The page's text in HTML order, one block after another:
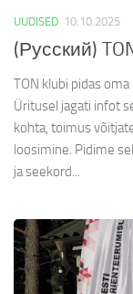
UUDISED 10.10.2025
(Русский)
TON klubi pidas
Üritusel jagati infot
kohta, toimus
loosimine. Pidime
ja seekord...